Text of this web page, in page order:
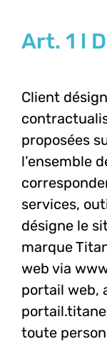
Art. 1 l
Client
proposées
l’ensemble
services,
désigne le
marque
web via
portail web,
toute